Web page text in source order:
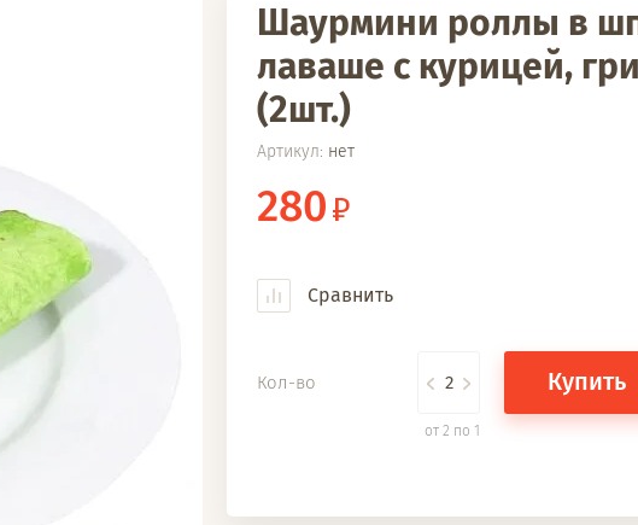
Шаурмини роллы в
лаваше с курицей,
(2шт.)
Артикул: нет
280
Сравнить
Кол-во
от 2 по 1
Купить